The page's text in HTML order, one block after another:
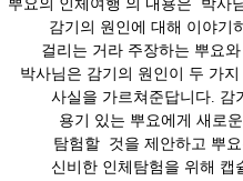
뿌요의 인체여행 의 내용은 박사
감기의 원인에 대해 이야기하
걸리는 거라 주장하는 뿌요와
박사님은 감기의 원인이 두 가지
사실을 가르쳐준답니다. 감
용기 있는 뿌요에게 새로운
탐험할 것을 제안하고 뿌요
신비한 인체탐험을 위해 캡